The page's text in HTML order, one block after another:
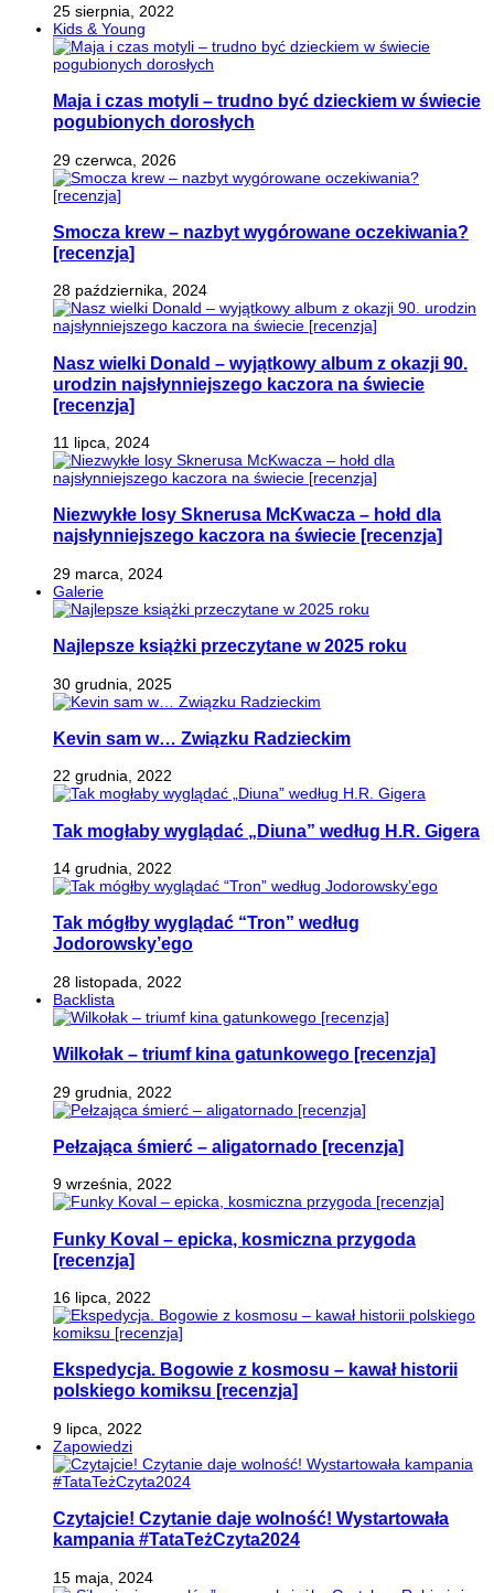
25 sierpnia, 2022
Kids & Young
Maja i czas motyli – trudno być dzieckiem w świecie
pogubionych dorosłych
29 czerwca, 2026
Smocza krew – nazbyt wygórowane oczekiwania?
[recenzja]
28 października, 2024
Nasz wielki Donald – wyjątkowy album z okazji 90.
urodzin najsłynniejszego kaczora na świecie
[recenzja]
11 lipca, 2024
Niezwykłe losy Sknerusa McKwacza – hołd dla
najsłynniejszego kaczora na świecie [recenzja]
29 marca, 2024
Galerie
Najlepsze książki przeczytane w 2025 roku
30 grudnia, 2025
Kevin sam w… Związku Radzieckim
22 grudnia, 2022
Tak mogłaby wyglądać „Diuna” według H.R. Gigera
14 grudnia, 2022
Tak mógłby wyglądać “Tron” według
Jodorowsky’ego
28 listopada, 2022
Backlista
Wilkołak – triumf kina gatunkowego [recenzja]
29 grudnia, 2022
Pełzająca śmierć – aligatornado [recenzja]
9 września, 2022
Funky Koval – epicka, kosmiczna przygoda
[recenzja]
16 lipca, 2022
Ekspedycja. Bogowie z kosmosu – kawał historii
polskiego komiksu [recenzja]
9 lipca, 2022
Zapowiedzi
Czytajcie! Czytanie daje wolność! Wystartowała
kampania #TataTeżCzyta2024
15 maja, 2024